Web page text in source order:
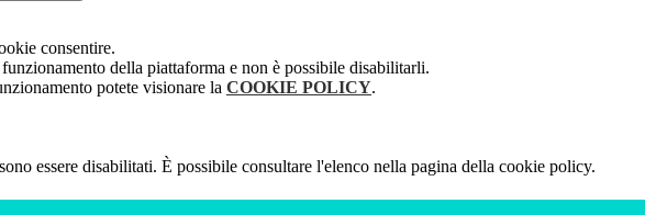
consentire.
della piattaforma e non è possibile disabilitarli.
potete visionare la COOKIE POLICY.
essere disabilitati. È possibile consultare l'elenco nella pagina della cookie policy.